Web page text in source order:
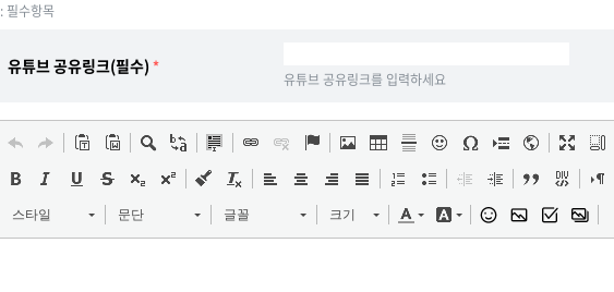
: 필수항목
유튜브 공유링크(필수) *
유튜브 공유링크를 입력하세요
스타일 문단 글꼴 크기